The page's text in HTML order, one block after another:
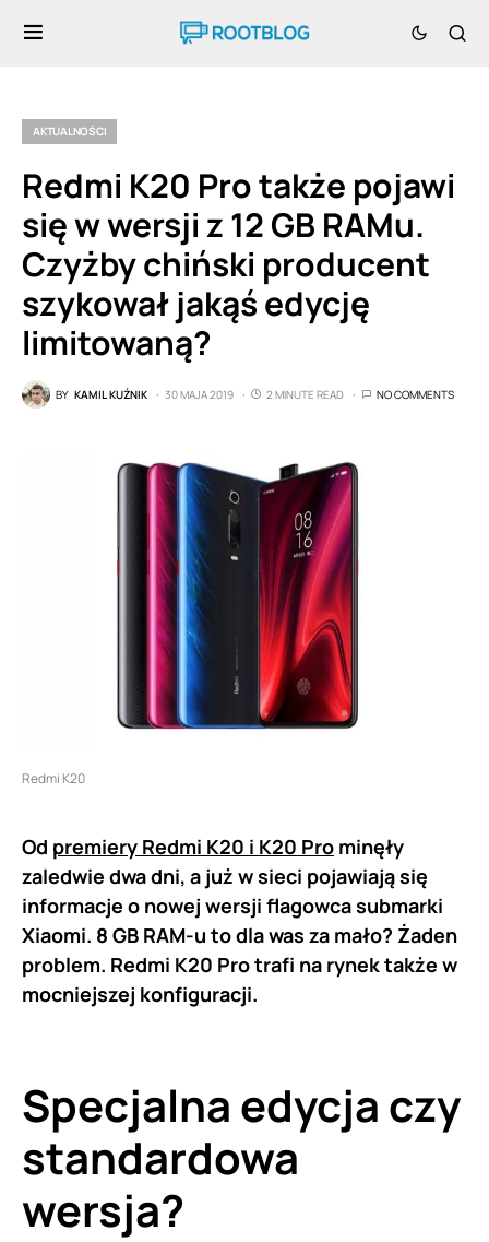
AKTUALNOŚCI
Redmi K20 Pro także pojawi
się w wersji z 12 GB RAMu.
Czyżby chiński producent
szykował jakąś edycję
limitowaną?
BY KAMIL KUŹNIK 30 MAJA 2019 2 MINUTE READ NO COMMENTS
Redmi K20
Od premiery Redmi K20 i K20 Pro minęły
zaledwie dwa dni, a już w sieci pojawiają się
informacje o nowej wersji flagowca submarki
Xiaomi. 8 GB RAM-u to dla was za mało? Żaden
problem. Redmi K20 Pro trafi na rynek także w
mocniejszej konfiguracji.
Specjalna edycja czy
standardowa
wersja?